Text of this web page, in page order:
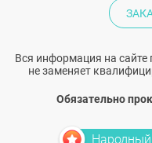
Вся информация на сайте
не заменяет
Обязательно
Народный